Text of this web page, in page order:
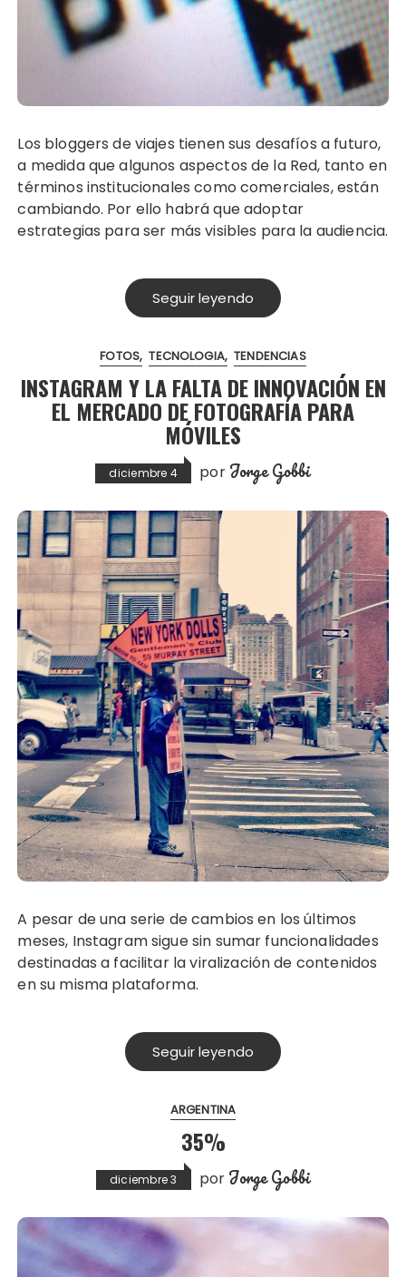
Los bloggers de viajes tienen sus desafíos a futuro,
a medida que algunos aspectos de la Red, tanto en
términos institucionales como comerciales, están
cambiando. Por ello habrá que adoptar
estrategias para ser más visibles para la audiencia.
Seguir leyendo
FOTOS TECNOLOGIA TENDENCIAS
INSTAGRAM Y LA FALTA DE INNOVACIÓN EN
EL MERCADO DE FOTOGRAFÍA PARA
MÓVILES
diciembre 4 por Jorge Gobbi
A pesar de una serie de cambios en los últimos
meses, Instagram sigue sin sumar funcionalidades
destinadas a facilitar la viralización de contenidos
en su misma plataforma.
Seguir leyendo
ARGENTINA
35%
diciembre 3 por Jorge Gobbi